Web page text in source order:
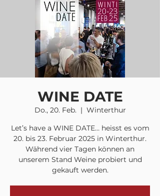
WINE DATE
Do., 20. Feb.
  |
Winterthur
Let’s have a WINE DATE… heisst es vom
20. bis 23. Februar 2025 in Winterthur.
Während vier Tagen können an
unserem Stand Weine probiert und
gekauft werden.